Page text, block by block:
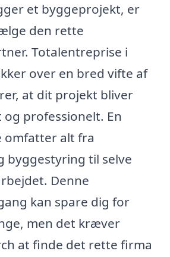
et byggeprojekt, er
den rette
Totalentreprise i
over en bred vifte af
at dit projekt bliver
professionelt. En
alt fra
byggestyring til selve
Denne
kan spare dig for
men det kræver
at finde det rette firma